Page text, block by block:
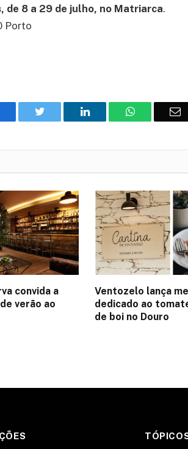
8 a 29 de julho, no Matriarca.
Porto
Twitter
O
WhatsAppE-
convida a
verão ao
Ventozelo lança
dedicado ao
de boi no Douro